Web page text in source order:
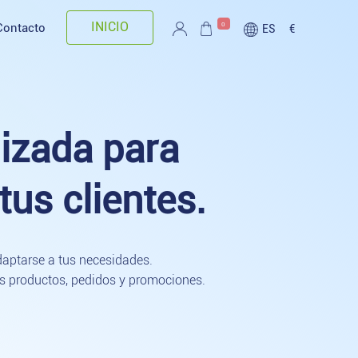
INICIO 0 ES €
para
clientes.
a tus necesidades.
pedidos y promociones.